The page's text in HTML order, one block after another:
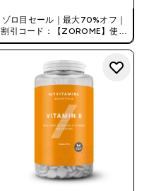
ゾロ目セール｜最大70%オフ｜
割引コード：【ZOROME】使用
で追加10%オフ！